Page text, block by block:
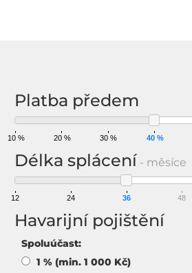
Platba předem
10 % 20 % 30 % 40 %
Délka splácení - měsíce
12 24 36 48
Havarijní pojištění
Spoluúčast:
1 % (min. 1 000 Kč)